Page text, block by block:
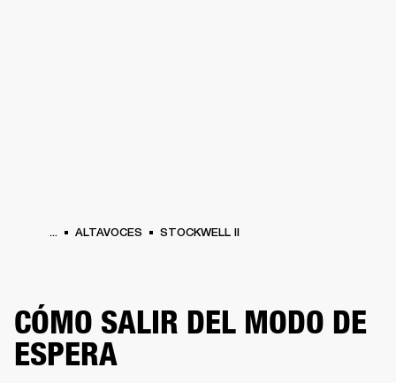
... ALTAVOCES STOCKWELL II
CÓMO SALIR DEL MODO DE
ESPERA